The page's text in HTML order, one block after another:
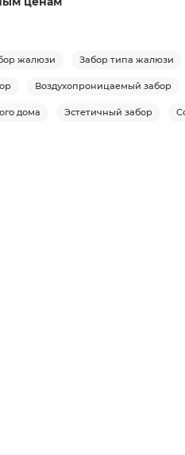
жалюзи Забор типа жалюзи
Воздухопроницаемый забор
дома Эстетичный забор